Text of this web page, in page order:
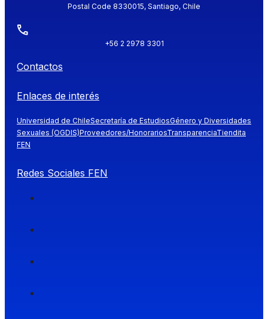
Postal Code 8330015, Santiago, Chile
+56 2 2978 3301
Contactos
Enlaces de interés
Universidad de ChileSecretaría de EstudiosGénero y Diversidades
Sexuales (OGDIS)Proveedores/HonorariosTransparenciaTiendita
FEN
Redes Sociales FEN